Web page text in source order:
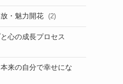
・魅力開花 (2)
心の成長プロセス
来の自分で幸せにな